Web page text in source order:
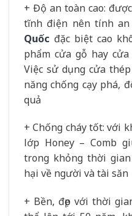
+ Độ an toàn cao:
tĩnh điện nên tính an
Quốc đặc biệt cao
phẩm cửa gỗ hay
Việc sử dụng cửa
năng chống cạy phá,
quả
+ Chống cháy tốt: với
lớp Honey – Comb
trong khỏng thời
hại về người và tài săn
+ Bền, đẹp với thời